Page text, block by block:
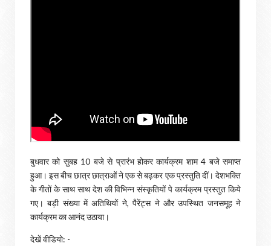
बुधवार को सुबह 10 बजे से प्रारंभ होकर कार्यक्रम शाम 4 बजे समाप्त
हुआ। इस बीच छात्र छात्राओं ने एक से बढ़कर एक प्रस्तुति दीं। देशभक्ति
के गीतों के साथ साथ देश की विभिन्न संस्कृतियों पे कार्यक्रम प्रस्तुत किये
गए। बड़ी संख्या में अतिथियों ने, पैरेंट्स ने और उपस्थित जनसमूह ने
कार्यक्रम का आनंद उठाया।
देखें वीडियो: -